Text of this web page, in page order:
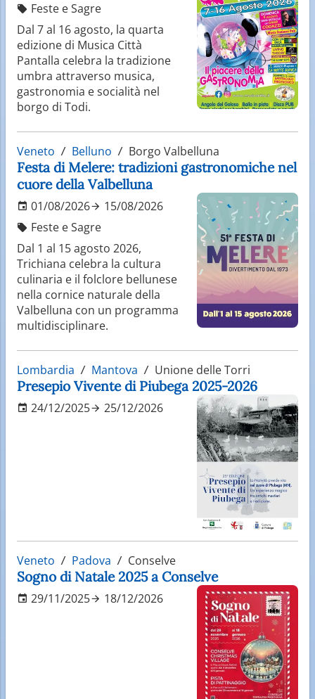
Feste e Sagre
Dal 7 al 16 agosto, la quarta
edizione di Musica Città
Pantalla celebra la tradizione
umbra attraverso musica,
gastronomia e socialità nel
borgo di Todi.
Veneto Belluno Borgo Valbelluna
Festa di Melere: tradizioni gastronomiche nel
cuore della Valbelluna
01/08/2026
15/08/2026
Feste e Sagre
Dal 1 al 15 agosto 2026,
Trichiana celebra la cultura
culinaria e il folclore bellunese
nella cornice naturale della
Valbelluna con un programma
multidisciplinare.
Lombardia Mantova Unione delle Torri
Presepio Vivente di Piubega 2025-2026
24/12/2025 25/12/2026
Veneto Padova Conselve
Sogno di Natale 2025 a Conselve
29/11/2025 18/12/2026